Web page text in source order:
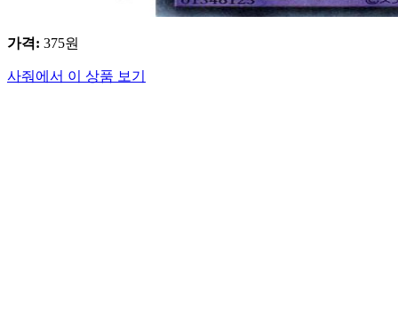
가격: 375원
사줘에서 이 상품 보기